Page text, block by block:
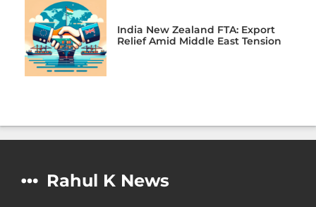
India New Zealand FTA: Export
Relief Amid Middle East Tension
Rahul K News